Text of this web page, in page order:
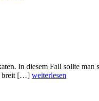
In diesem Fall sollte man
breit […] weiterlesen